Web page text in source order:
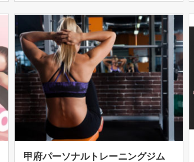
のジム。1日たった […]
甲府パーソナルトレーニングジム